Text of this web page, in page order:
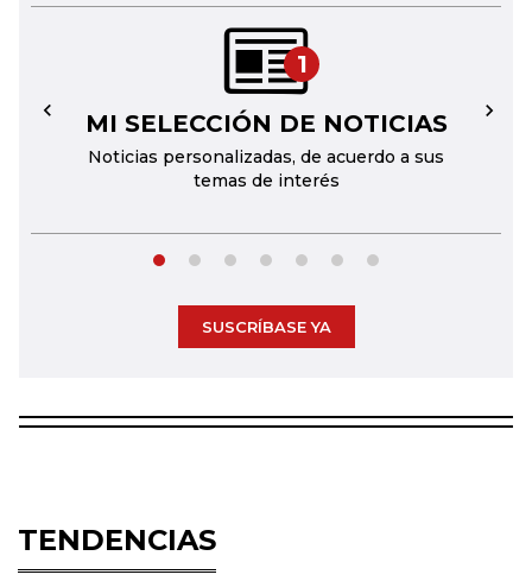
1
MI SELECCIÓN DE NOTICIAS
Noticias personalizadas, de acuerdo a sus
temas de interés
← →
SUSCRÍBASE YA
TENDENCIAS